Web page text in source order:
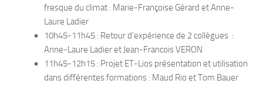
fresque du climat : Marie-Françoise Gérard et Anne-
Laure Ladier
10h45-11h45 : Retour d’expérience de 2 collègues :
Anne-Laure Ladier et Jean-Francois VERON
11h45-12h15 : Projet ET-Lios présentation et utilisation
dans différentes formations : Maud Rio et Tom Bauer